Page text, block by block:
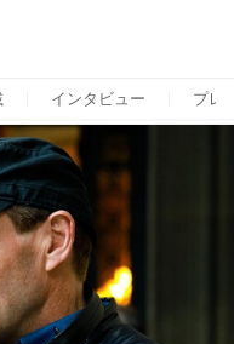
インタビュー プレ